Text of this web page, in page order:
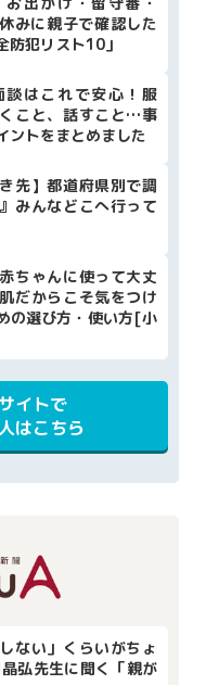
みに親子で確認した
防犯リスト10」
はこれで安心！服
こと、話すこと…事
ントをまとめました
先】都道府県別で調
みんなどこへ行って
ちゃんに使って大丈
だからこそ気をつけ
の選び方・使い方[小
イトで
はこちら
ない」くらいがちょ
弘先生に聞く「親が